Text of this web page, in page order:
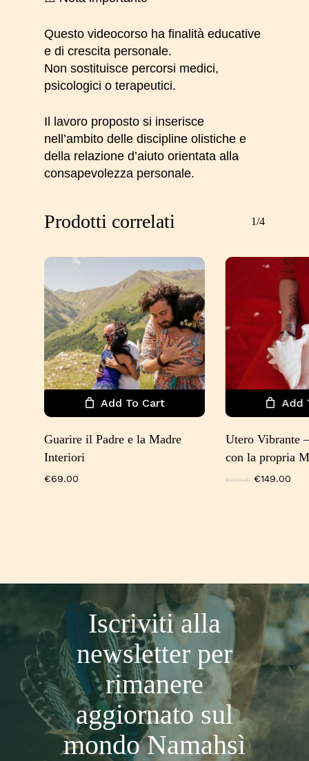
Questo videocorso ha finalità educative
e di crescita personale.
Non sostituisce percorsi medici,
psicologici o terapeutici.
Il lavoro proposto si inserisce
nell’ambito delle discipline olistiche e
della relazione d’aiuto orientata alla
consapevolezza personale.
Prodotti correlati 1/4
Add To Cart
Guarire il Padre e la Madre
Interiori
€69.00
Add
Utero Vibrante
con la propria
€220.00 Il
€149.00Il
Iscriviti alla
newsletter per
rimanere
aggiornato sul
mondo Namahsì